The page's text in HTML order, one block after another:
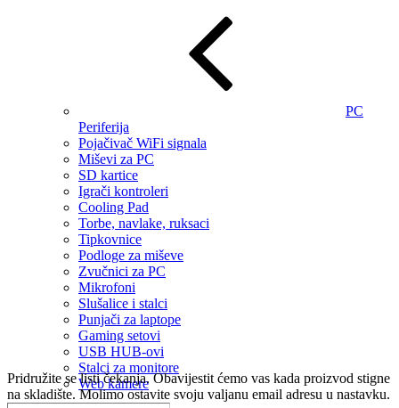
PC
Periferija
Pojačivač WiFi signala
Miševi za PC
SD kartice
Igrači kontroleri
Cooling Pad
Torbe, navlake, ruksaci
Tipkovnice
Podloge za miševe
Zvučnici za PC
Mikrofoni
Slušalice i stalci
Punjači za laptope
Gaming setovi
USB HUB-ovi
Stalci za monitore
Web kamere
Pridružite se listi čekanja. Obavijestit ćemo vas kada proizvod stigne
na skladište. Molimo ostavite svoju valjanu email adresu u nastavku.